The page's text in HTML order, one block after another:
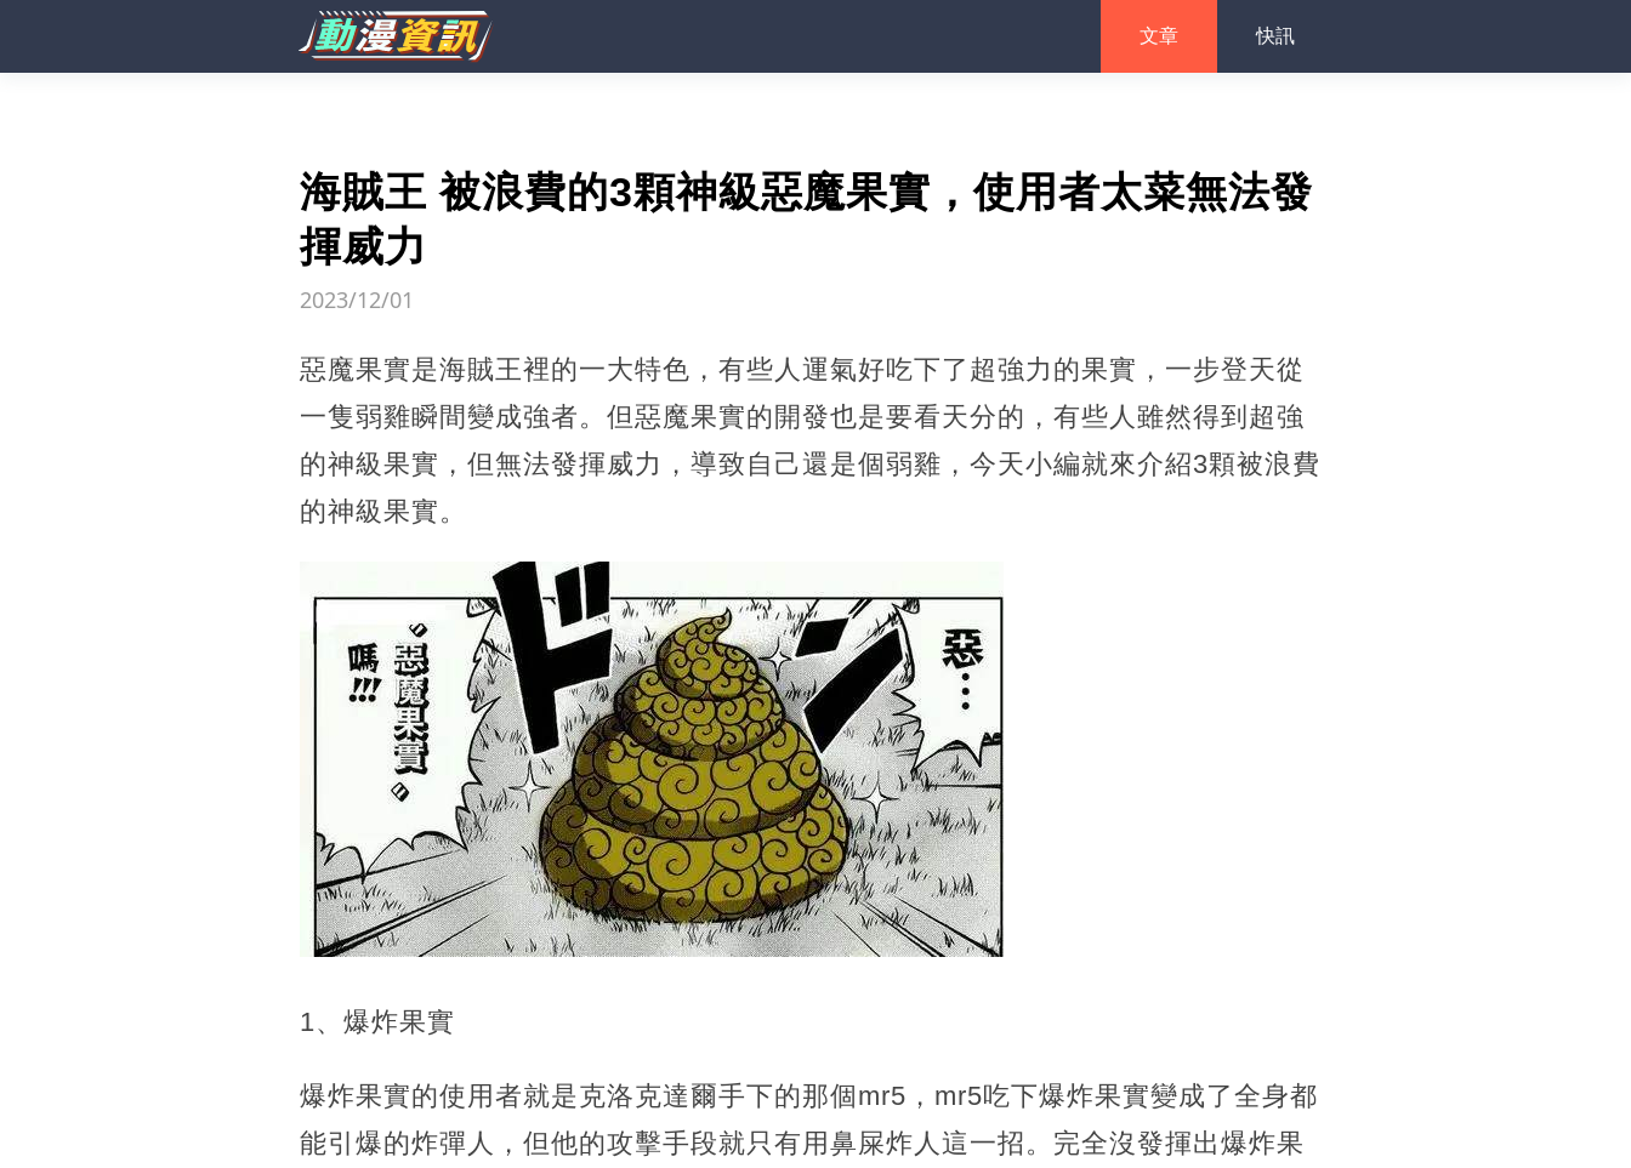
文章 快訊
海賊王 被浪費的3顆神級惡魔果實，使用者太菜無法發
揮威力
2023/12/01
惡魔果實是海賊王裡的一大特色，有些人運氣好吃下了超強力的果實，一步登天從
一隻弱雞瞬間變成強者。但惡魔果實的開發也是要看天分的，有些人雖然得到超強
的神級果實，但無法發揮威力，導致自己還是個弱雞，今天小編就來介紹3顆被浪費
的神級果實。
1、爆炸果實
爆炸果實的使用者就是克洛克達爾手下的那個mr5，mr5吃下爆炸果實變成了全身都
能引爆的炸彈人，但他的攻擊手段就只有用鼻屎炸人這一招。完全沒發揮出爆炸果